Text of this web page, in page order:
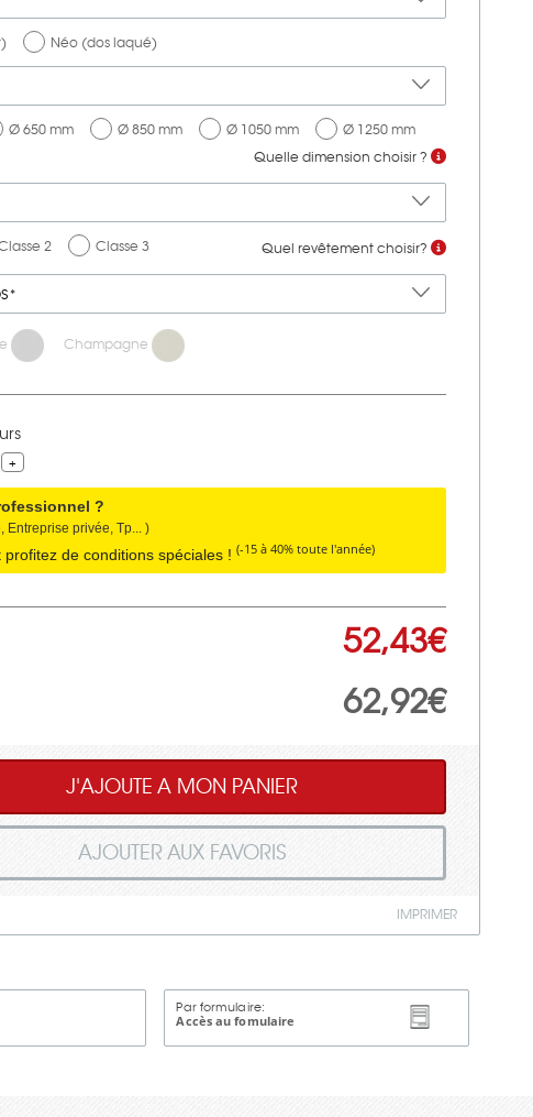
Néo (dos laqué)
Ø 650 mm Ø 850 mm Ø 1050 mm
Ø 1250 mm
Quelle dimension choisir ?
2 Classe 3 Quel revêtement choisir?
Champagne
?
Entreprise privée, Tp... )
profitez de conditions spéciales ! (-15 à 40% toute l'année)
52,43€
62,92€
J'AJOUTE A MON PANIER
AJOUTER AUX FAVORIS
IMPRIMER
Par formulaire:
Accès au fomulaire